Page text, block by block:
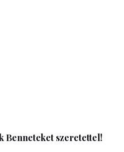
Benneteket szeretettel!